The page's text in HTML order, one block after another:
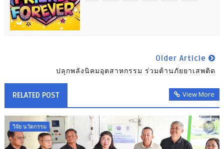
Older Article
ปลุกพลังนิคมอุตสาหกรรม ร่วมต้านภัยยาเสพติด
RELATED POST View More
วิจัย นวัตกรรม